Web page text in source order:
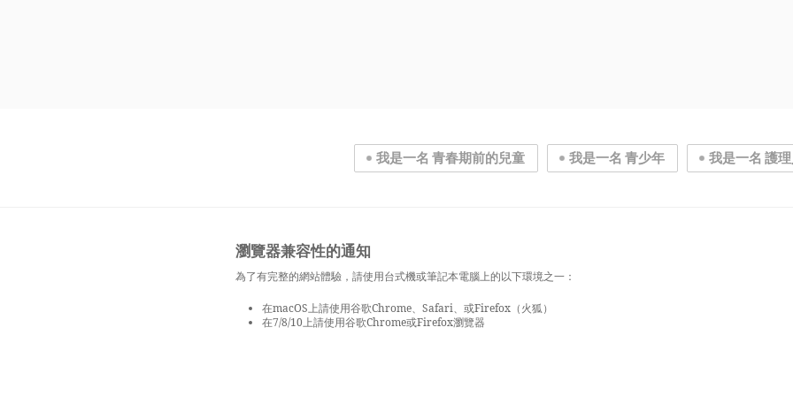
我是一名 青春期前的兒童 我是一名 青少年 我是一名 護
瀏覽器兼容性的通知
為了有完整的網站體驗，請使用台式機或筆記本電腦上的以下環境之一：
在macOS上請使用谷歌Chrome、Safari、或Firefox（火狐）
在7/8/10上請使用谷歌Chrome或Firefox瀏覽器